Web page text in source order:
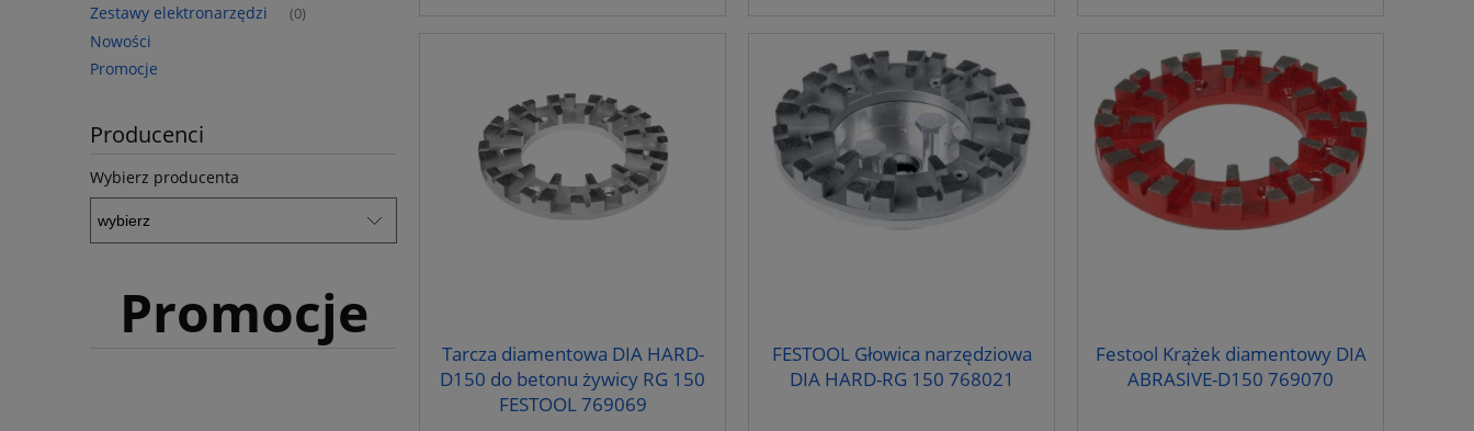
Zestawy elektronarzędzi (0)
Nowości
Promocje
Producenci
Wybierz producenta
Promocje
Tarcza diamentowa DIA HARD-
D150 do betonu żywicy RG 150
FESTOOL 769069
FESTOOL Głowica narzędziowa
DIA HARD-RG 150 768021
Festool Krążek diamentowy DIA
ABRASIVE-D150 769070